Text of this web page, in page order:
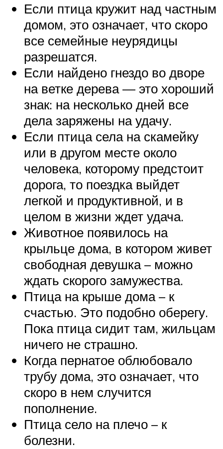
Если птица кружит над частным
домом, это означает, что скоро
все семейные неурядицы
разрешатся.
Если найдено гнездо во дворе
на ветке дерева — это хороший
знак: на несколько дней все
дела заряжены на удачу.
Если птица села на скамейку
или в другом месте около
человека, которому предстоит
дорога, то поездка выйдет
легкой и продуктивной, и в
целом в жизни ждет удача.
Животное появилось на
крыльце дома, в котором живет
свободная девушка – можно
ждать скорого замужества.
Птица на крыше дома – к
счастью. Это подобно оберегу.
Пока птица сидит там, жильцам
ничего не страшно.
Когда пернатое облюбовало
трубу дома, это означает, что
скоро в нем случится
пополнение.
Птица село на плечо – к
болезни.